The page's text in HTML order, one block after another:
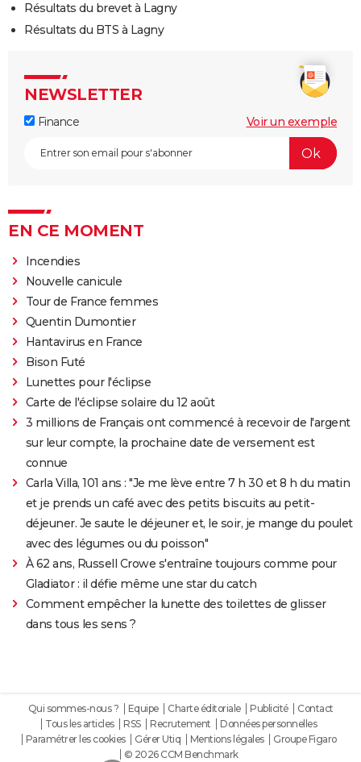
Résultats du brevet à Lagny
Résultats du BTS à Lagny
NEWSLETTER
Finance Voir un exemple
EN CE MOMENT
Incendies
Nouvelle canicule
Tour de France femmes
Quentin Dumontier
Hantavirus en France
Bison Futé
Lunettes pour l'éclipse
Carte de l'éclipse solaire du 12 août
3 millions de Français ont commencé à recevoir de l'argent
sur leur compte, la prochaine date de versement est
connue
Carla Villa, 101 ans : "Je me lève entre 7 h 30 et 8 h du matin
et je prends un café avec des petits biscuits au petit-
déjeuner. Je saute le déjeuner et, le soir, je mange du poulet
avec des légumes ou du poisson"
À 62 ans, Russell Crowe s'entraîne toujours comme pour
Gladiator : il défie même une star du catch
Comment empêcher la lunette des toilettes de glisser
dans tous les sens ?
Qui sommes-nous ? Equipe Charte éditoriale Publicité
Contact
Tous les articles
RSS Recrutement
Données personnelles
Paramétrer les cookies
Gérer Utiq Mentions légales
Groupe Figaro
© 2026 CCM Benchmark